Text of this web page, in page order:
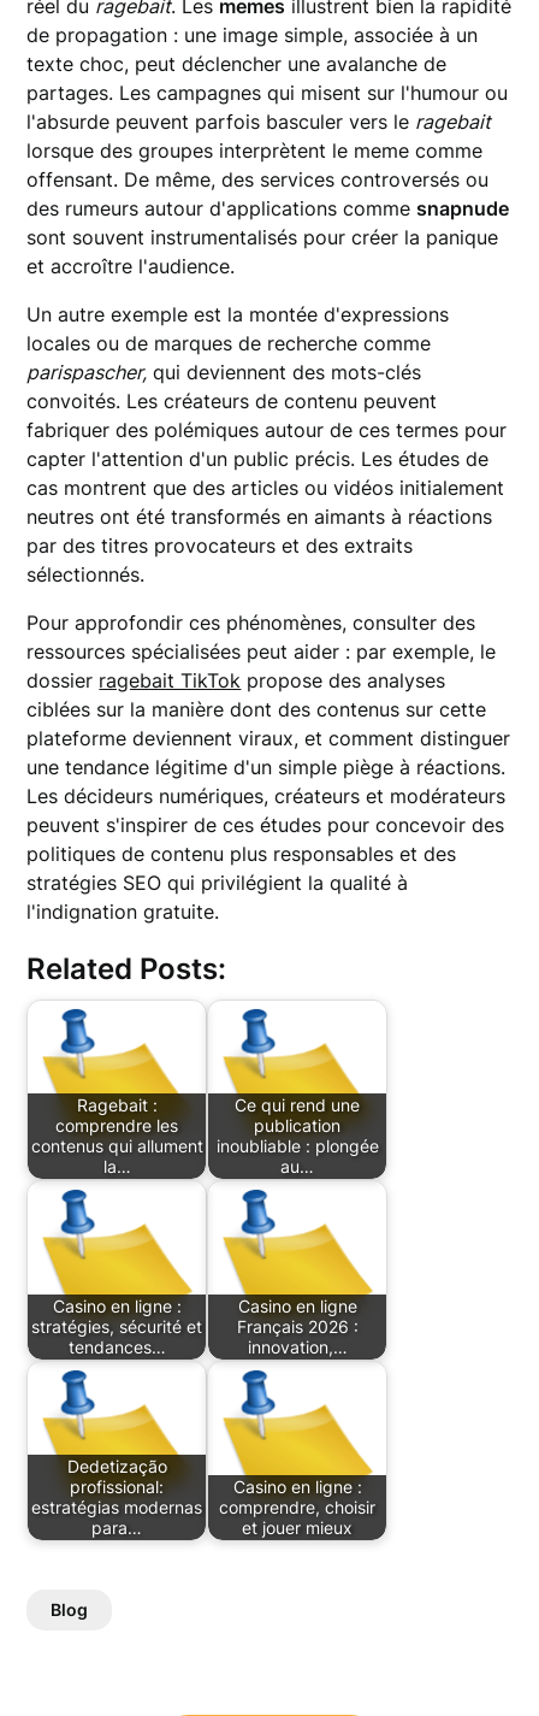
réel du ragebait. Les memes illustrent bien la rapidité
de propagation : une image simple, associée à un
texte choc, peut déclencher une avalanche de
partages. Les campagnes qui misent sur l'humour ou
l'absurde peuvent parfois basculer vers le ragebait
lorsque des groupes interprètent le meme comme
offensant. De même, des services controversés ou
des rumeurs autour d'applications commesnapnude
sont souvent instrumentalisés pour créer la panique
et accroître l'audience.
Un autre exemple est la montée d'expressions
locales ou de marques de recherche comme
parispascher, qui deviennent des mots-clés
convoités. Les créateurs de contenu peuvent
fabriquer des polémiques autour de ces termes pour
capter l'attention d'un public précis. Les études de
cas montrent que des articles ou vidéos initialement
neutres ont été transformés en aimants à réactions
par des titres provocateurs et des extraits
sélectionnés.
Pour approfondir ces phénomènes, consulter des
ressources spécialisées peut aider : par exemple, le
dossier ragebait TikTok propose des analyses
ciblées sur la manière dont des contenus sur cette
plateforme deviennent viraux, et comment distinguer
une tendance légitime d'un simple piège à réactions.
Les décideurs numériques, créateurs et modérateurs
peuvent s'inspirer de ces études pour concevoir des
politiques de contenu plus responsables et des
stratégies SEO qui privilégient la qualité à
l'indignation gratuite.
Related Posts:
Ragebait :
comprendre les
contenus qui allument
la…
Ce qui rend une
publication
inoubliable : plongée
au…
Casino en ligne :
stratégies, sécurité et
tendances…
Casino en ligne
Français 2026 :
innovation,…
Dedetização
profissional:
estratégias modernas
para…
Casino en ligne :
comprendre, choisir
et jouer mieux
Blog